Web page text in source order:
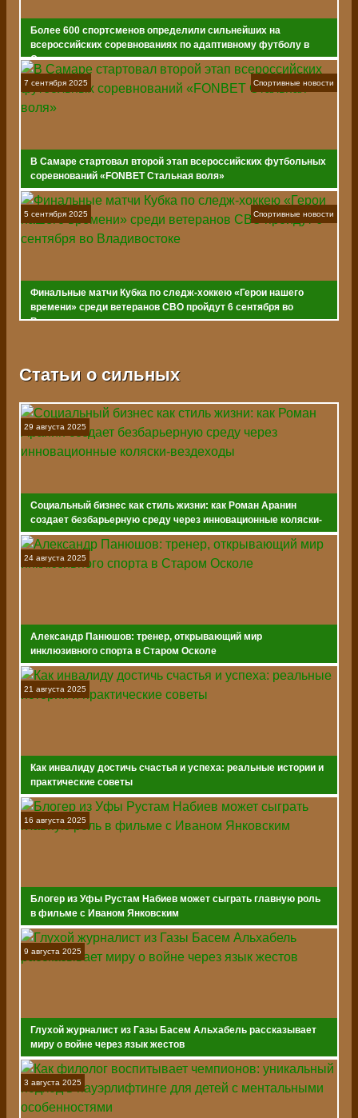
Более 600 спортсменов определили сильнейших на
всероссийских соревнованиях по адаптивному футболу в
Самаре
7 сентября 2025
В Самаре стартовал второй этап всероссийских футбольных
соревнований «FONBET Стальная воля»
Спортивные новости
5 сентября 2025
Финальные матчи Кубка по следж-хоккею «Герои нашего
времени» среди ветеранов СВО пройдут 6 сентября во
Владивостоке
Спортивные новости
Статьи о сильных
29 августа 2025
Социальный бизнес как стиль жизни: как Роман Аранин
создает безбарьерную среду через инновационные коляски-
вездеходы
24 августа 2025
Александр Панюшов: тренер, открывающий мир
инклюзивного спорта в Старом Осколе
21 августа 2025
Как инвалиду достичь счастья и успеха: реальные истории и
практические советы
16 августа 2025
Блогер из Уфы Рустам Набиев может сыграть главную роль
в фильме с Иваном Янковским
9 августа 2025
Глухой журналист из Газы Басем Альхабель рассказывает
миру о войне через язык жестов
3 августа 2025